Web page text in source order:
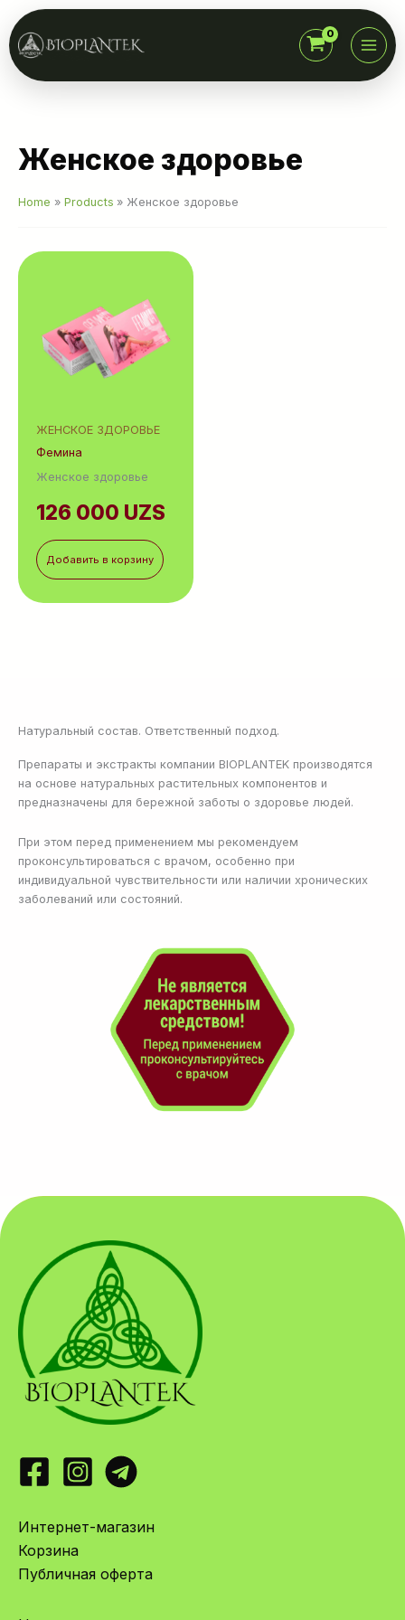
content
Женское здоровье
Home Products Женское здоровье
ЖЕНСКОЕ ЗДОРОВЬЕ
Фемина
Женское здоровье
126 000 UZS
Добавить в корзину
Натуральный состав. Ответственный подход.
Препараты и экстракты компании BIOPLANTEK производятся
на основе натуральных растительных компонентов и
предназначены для бережной заботы о здоровье людей.
При этом перед применением мы рекомендуем
проконсультироваться с врачом, особенно при
индивидуальной чувствительности или наличии хронических
заболеваний или состояний.
Интернет-магазин
Корзина
Публичная оферта